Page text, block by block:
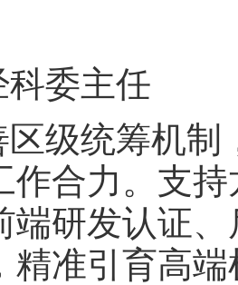
科委主任
区级统筹机制
作合力。支
端研发认证
精准引育高